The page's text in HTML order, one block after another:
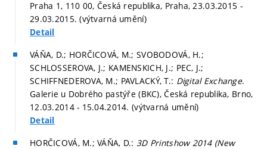
Praha 1, 110 00, Česká republika, Praha, 23.03.2015 -
29.03.2015. (výtvarná umění)
Detail
VÁŇA, D.; HORČICOVÁ, M.; SVOBODOVÁ, H.;
SCHLOSSEROVA, J.; KAMENSKICH, J.; PEC, J.;
SCHIFFNEDEROVA, M.; PAVLACKÝ, T.: Digital Exchange.
Galerie u Dobrého pastýře (BKC), Česká republika, Brno,
12.03.2014 - 15.04.2014. (výtvarná umění)
Detail
HORČICOVÁ, M.; VÁŇA, D.: 3D Printshow 2014 (New